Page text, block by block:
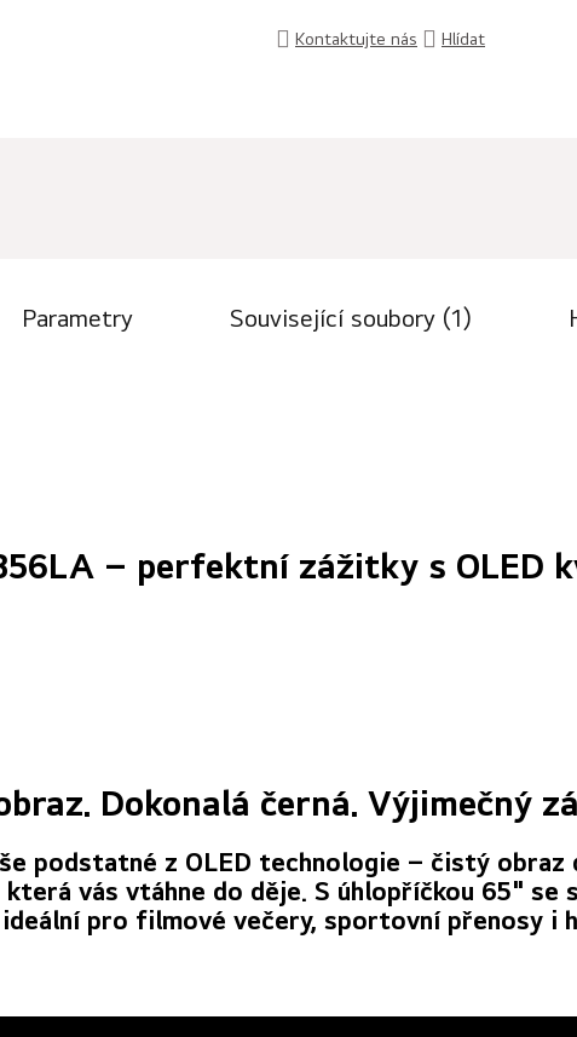
Kontaktujte nás Hlídat
Parametry Související soubory (1)
– perfektní zážitky s OLED
Dokonalá černá. Výjimečný
podstatné z OLED technologie – čistý
vás vtáhne do děje. S úhlopříčkou 65" se
pro filmové večery, sportovní přenosy i